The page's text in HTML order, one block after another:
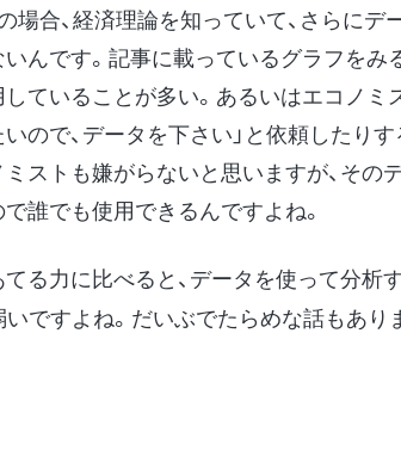
場合、経済理論を知っていて、さらにデ
んです。記事に載っているグラフをみ
ていることが多い。あるいはエコノミ
ので、データを下さい」と依頼したり
ストも嫌がらないと思いますが、その
誰でも使用できるんですよね。
る力に比べると、データを使って分析
いですよね。だいぶでたらめな話もあり